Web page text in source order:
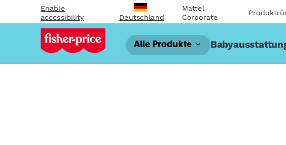
Enable
accessibility
Deutschland
Mattel
Corporate
Alle Produkte